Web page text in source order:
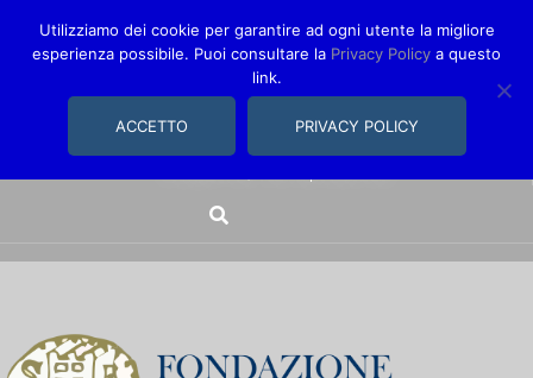
comunica@fondazionecarisal.it089 230611
Utilizziamo dei cookie per garantire ad ogni utente la migliore
esperienza possibile. Puoi consultare la Privacy Policy a questo
link.
ACCETTO PRIVACY POLICY